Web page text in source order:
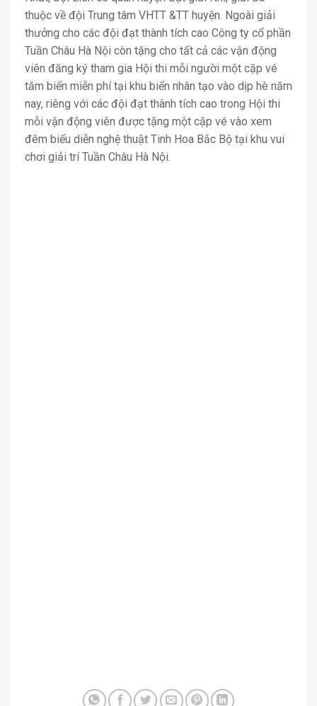
thuộc về đội Trung tâm VHTT &TT huyện. Ngoài giải
thưởng cho các đội đạt thành tích cao Công ty cổ phần
Tuần Châu Hà Nội còn tặng cho tất cả các vận động
viên đăng ký tham gia Hội thi mỗi người một cặp vé
tắm biển miễn phí tại khu biển nhân tạo vào dịp hè năm
nay, riêng với các đội đạt thành tích cao trong Hội thi
mỗi vận động viên được tặng một cặp vé vào xem
đêm biểu diễn nghệ thuật Tinh Hoa Bắc Bộ tại khu vui
chơi giải trí Tuần Châu Hà Nội.